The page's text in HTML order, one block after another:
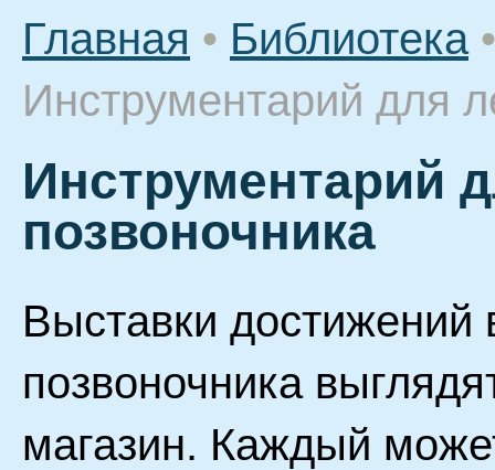
Главная • Библиотека •
Инструментарий для
Инструментарий
позвоночника
Выставки достижений
позвоночника
магазин. Каждый